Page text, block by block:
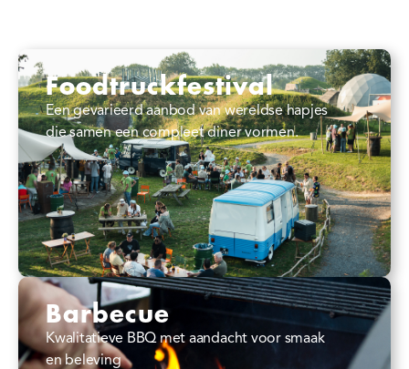
Foodtruckfestival
Een gevarieerd aanbod van wereldse hapjes
die samen een compleet diner vormen.
Barbecue
Kwalitatieve BBQ met aandacht voor smaak
en beleving